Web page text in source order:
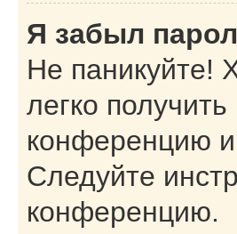
Я забыл
Не паникуйте!
легко
конференцию
Следуйте
конференцию.